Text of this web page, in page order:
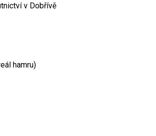
v Dobřívě
hamru)